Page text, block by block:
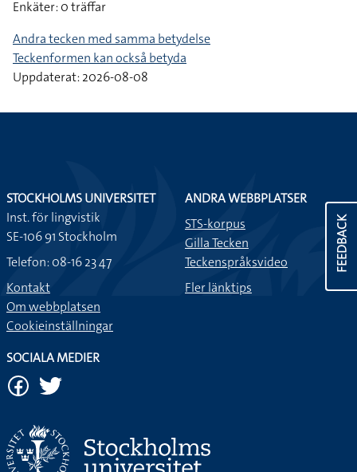
Enkäter: 0 träffar
Andra tecken med samma betydelse
Teckenformen kan också betyda
Uppdaterat: 2026-08-08
FEEDBACK
STOCKHOLMS UNIVERSITET
Inst. för lingvistik
SE-106 91 Stockholm
Telefon: 08-16 23 47
Kontakt
Om webbplatsen
Cookieinställningar
ANDRA WEBBPLATSER
STS-korpus
Gilla Tecken
Teckenspråksvideo
Fler länktips
SOCIALA MEDIER